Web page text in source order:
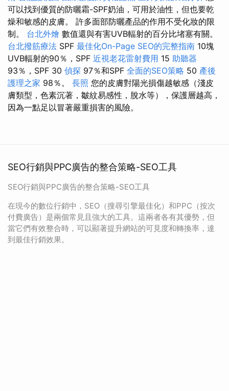
可以找到優質的防曬霜-SPF奶油，可用於油性，但也要乾
燥和敏感的皮膚。 許多面部防曬產品的作用不受化妝的限
制。 台北外燴 數值還與有害UVB輻射的百分比堵塞有關。
台北撥筋療法 SPF 最佳化On-Page SEO的完整指南 10塊
UVB輻射的90％，SPF 近視老花雷射費用 15 助聽器
93％，SPF 30 偵探 97％和SPF 全面的SEO策略 50 產後
護理之家 98％。 長照 您的皮膚對陽光損傷越敏感（淺皮
膚類型，色素沉著，皺紋易感性，脫水等），保護層越高，
因為一點足以冒著嚴重損害的風險。
SEO行銷與PPC廣告的整合策略-SEO工具
SEO行銷與PPC廣告的整合策略-SEO工具
在現今的數位行銷中，SEO（搜尋引擎最佳化）和PPC（按次
付費廣告）是兩個常見且強大的工具。這兩者各有其優勢，但
當它們有效整合時，可以顯著提升網站的可見度和轉換率，達
到最佳行銷效果。